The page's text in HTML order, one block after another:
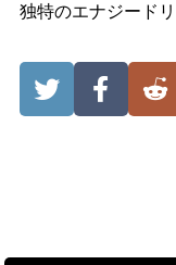
独特のエナジードリ